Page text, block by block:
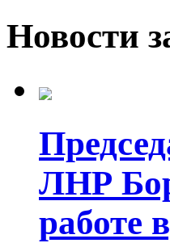
Новости
ЛНР
работе